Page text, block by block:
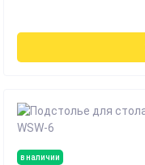
в наличии